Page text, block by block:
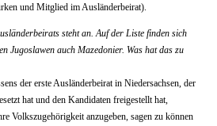
und Mitglied im Ausländerbeirat).
steht an. Auf der Liste finden sich
Jugoslawen auch Mazedonier. Was hat das zu
der erste Ausländerbeirat in Niedersachsen, der
hat und den Kandidaten freigestellt hat,
Volkszugehörigkeit anzugeben, sagen zu können